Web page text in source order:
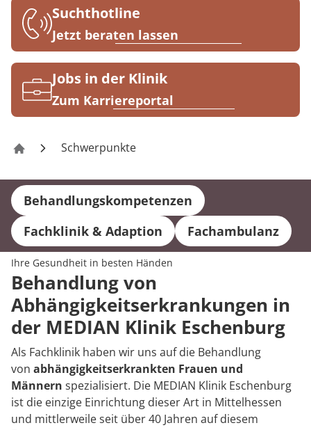
KarriereSuchthotline
Jetzt beraten lassen
Jobs in der Klinik
Zum Karriereportal
Klinik Eschenburg
Schwerpunkte
Behandlungskompetenzen
Fachklinik & Adaption
Fachambulanz
Ihre Gesundheit in besten Händen
Behandlung von
Abhängigkeitserkrankungen in
der MEDIAN Klinik Eschenburg
Als Fachklinik haben wir uns auf die Behandlung
von abhängigkeitserkrankten Frauen und
Männern spezialisiert. ​Die MEDIAN Klinik Eschenburg
ist die einzige Einrichtung dieser Art in Mittelhessen
und mittlerweile seit über 40 Jahren auf diesem